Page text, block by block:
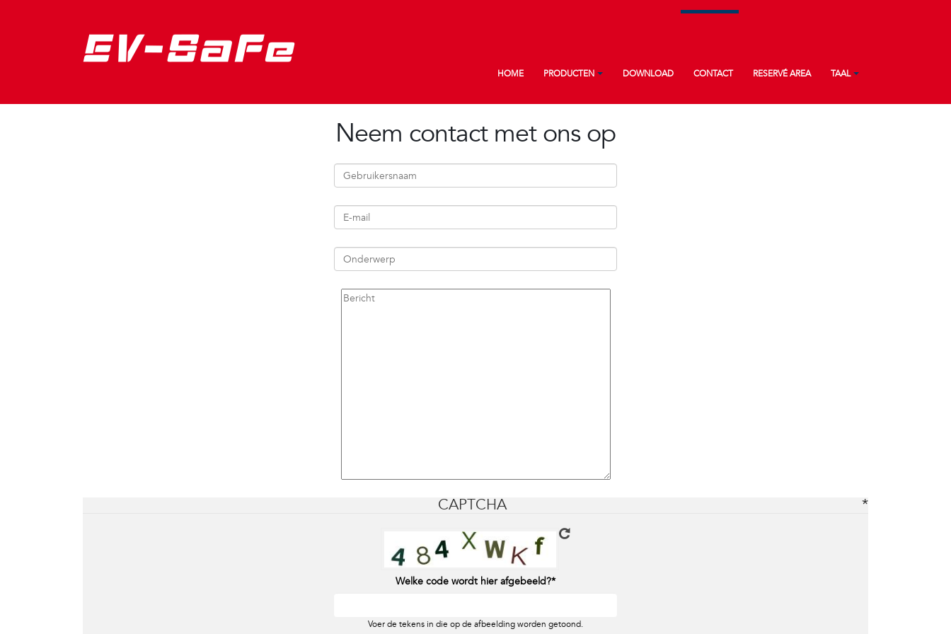
HOME PRODUCTEN DOWNLOAD CONTACT RESERVÉ AREA TAAL
Neem contact met ons op
CAPTCHA
Welke code wordt hier afgebeeld?
Voer de tekens in die op de afbeelding worden getoond.